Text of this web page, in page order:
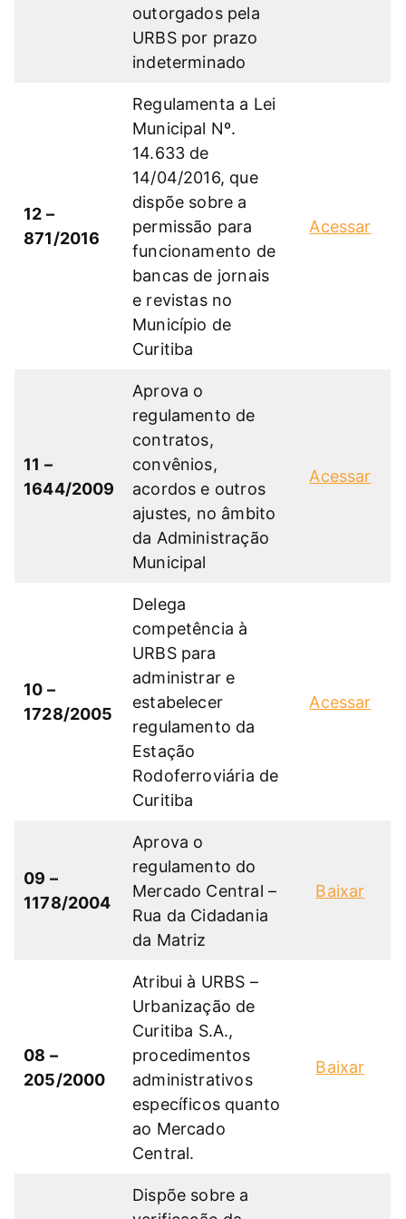
outorgados pela
URBS por prazo
indeterminado
12 –
871/2016
Regulamenta a Lei
Municipal Nº.
14.633 de
14/04/2016, que
dispõe sobre a
permissão para
funcionamento de
bancas de jornais
e revistas no
Município de
Curitiba
Acessar
11 –
1644/2009
Aprova o
regulamento de
contratos,
convênios,
acordos e outros
ajustes, no âmbito
da Administração
Municipal
Acessar
10 –
1728/2005
Delega
competência à
URBS para
administrar e
estabelecer
regulamento da
Estação
Rodoferroviária de
Curitiba
Acessar
09 –
1178/2004
Aprova o
regulamento do
Mercado Central –
Rua da Cidadania
da Matriz
Baixar
08 –
205/2000
Atribui à URBS –
Urbanização de
Curitiba S.A.,
procedimentos
administrativos
específicos quanto
ao Mercado
Central.
Baixar
Dispõe sobre a